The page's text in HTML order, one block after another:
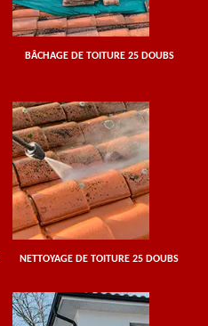
BÂCHAGE DE TOITURE 25 DOUBS
NETTOYAGE DE TOITURE 25 DOUBS